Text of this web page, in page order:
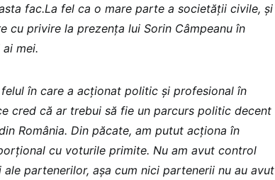
fac.La fel ca o mare parte a societății civile, și
cu privire la prezența lui Sorin Câmpeanu în
mei.
în care a acționat politic și profesional în
cred că ar trebui să fie un parcurs politic decent
România. Din păcate, am putut acționa în
cu voturile primite. Nu am avut control
partenerilor, așa cum nici partenerii nu au avut